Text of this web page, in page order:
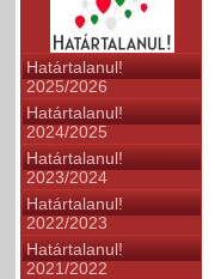
Határtalanul!
2025/2026
Határtalanul!
2024/2025
Határtalanul!
2023/2024
Határtalanul!
2022/2023
Határtalanul!
2021/2022